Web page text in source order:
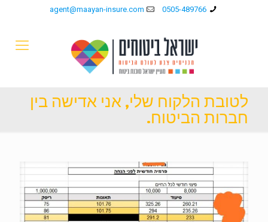
0505-489766
agent@maayan-insure.com
לטובת הלקוח שלי, אני אדישה בין
חברות הביטוח.